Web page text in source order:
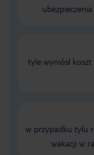
tyle wyniósł
w przypadku tylu
wakacji w